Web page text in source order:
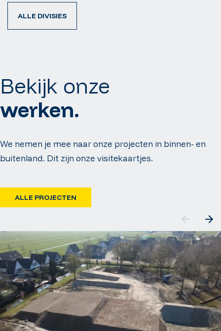
ALLE DIVISIES
Bekijk onze
werken.
We nemen je mee naar onze projecten in binnen- en
buitenland. Dit zijn onze visitekaartjes.
ALLE PROJECTEN